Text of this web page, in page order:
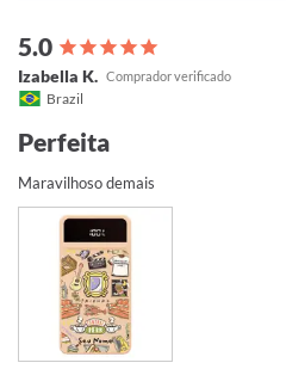
Izabella K.
Brazil
Perfeita
Maravilhoso demais